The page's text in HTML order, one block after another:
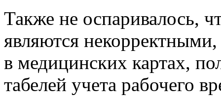
Также не оспаривалось,
являются
в медицинских картах,
табелей учета рабочего